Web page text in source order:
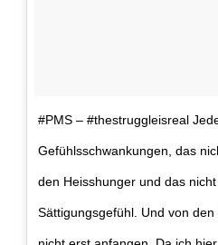
#PMS – #thestruggleisreal
Gefühlsschwankungen, das
den Heisshunger und das
Sättigungsgefühl. Und von